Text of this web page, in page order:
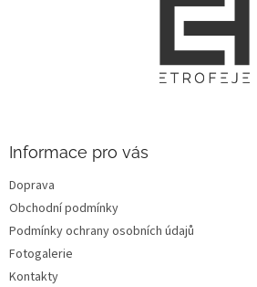
Informace pro vás
Doprava
Obchodní podmínky
Podmínky ochrany osobních údajů
Fotogalerie
Kontakty